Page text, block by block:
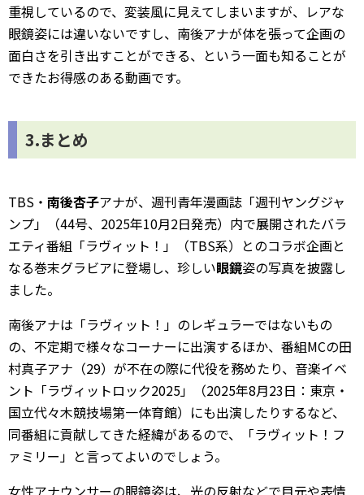
重視しているので、変装風に見えてしまいますが、レアな
眼鏡姿には違いないですし、南後アナが体を張って企画の
面白さを引き出すことができる、という一面も知ることが
できたお得感のある動画です。
3.まとめ
TBS・ 南後杏子アナが、週刊青年漫画誌「週刊ヤングジャ
ンプ」（44号、2025年10月2日発売）内で展開されたバラ
エティ番組「ラヴィット！」（TBS系）とのコラボ企画と
なる巻末グラビアに登場し、珍しい眼鏡姿の写真を披露し
ました。
南後アナは「ラヴィット！」のレギュラーではないもの
の、不定期で様々なコーナーに出演するほか、番組MCの田
村真子アナ（29）が不在の際に代役を務めたり、音楽イベ
ント「ラヴィットロック2025」（2025年8月23日：東京・
国立代々木競技場第一体育館）にも出演したりするなど、
同番組に貢献してきた経緯があるので、「ラヴィット！フ
ァミリー」と言ってよいのでしょう。
女性アナウンサーの眼鏡姿は、光の反射などで目元や表情